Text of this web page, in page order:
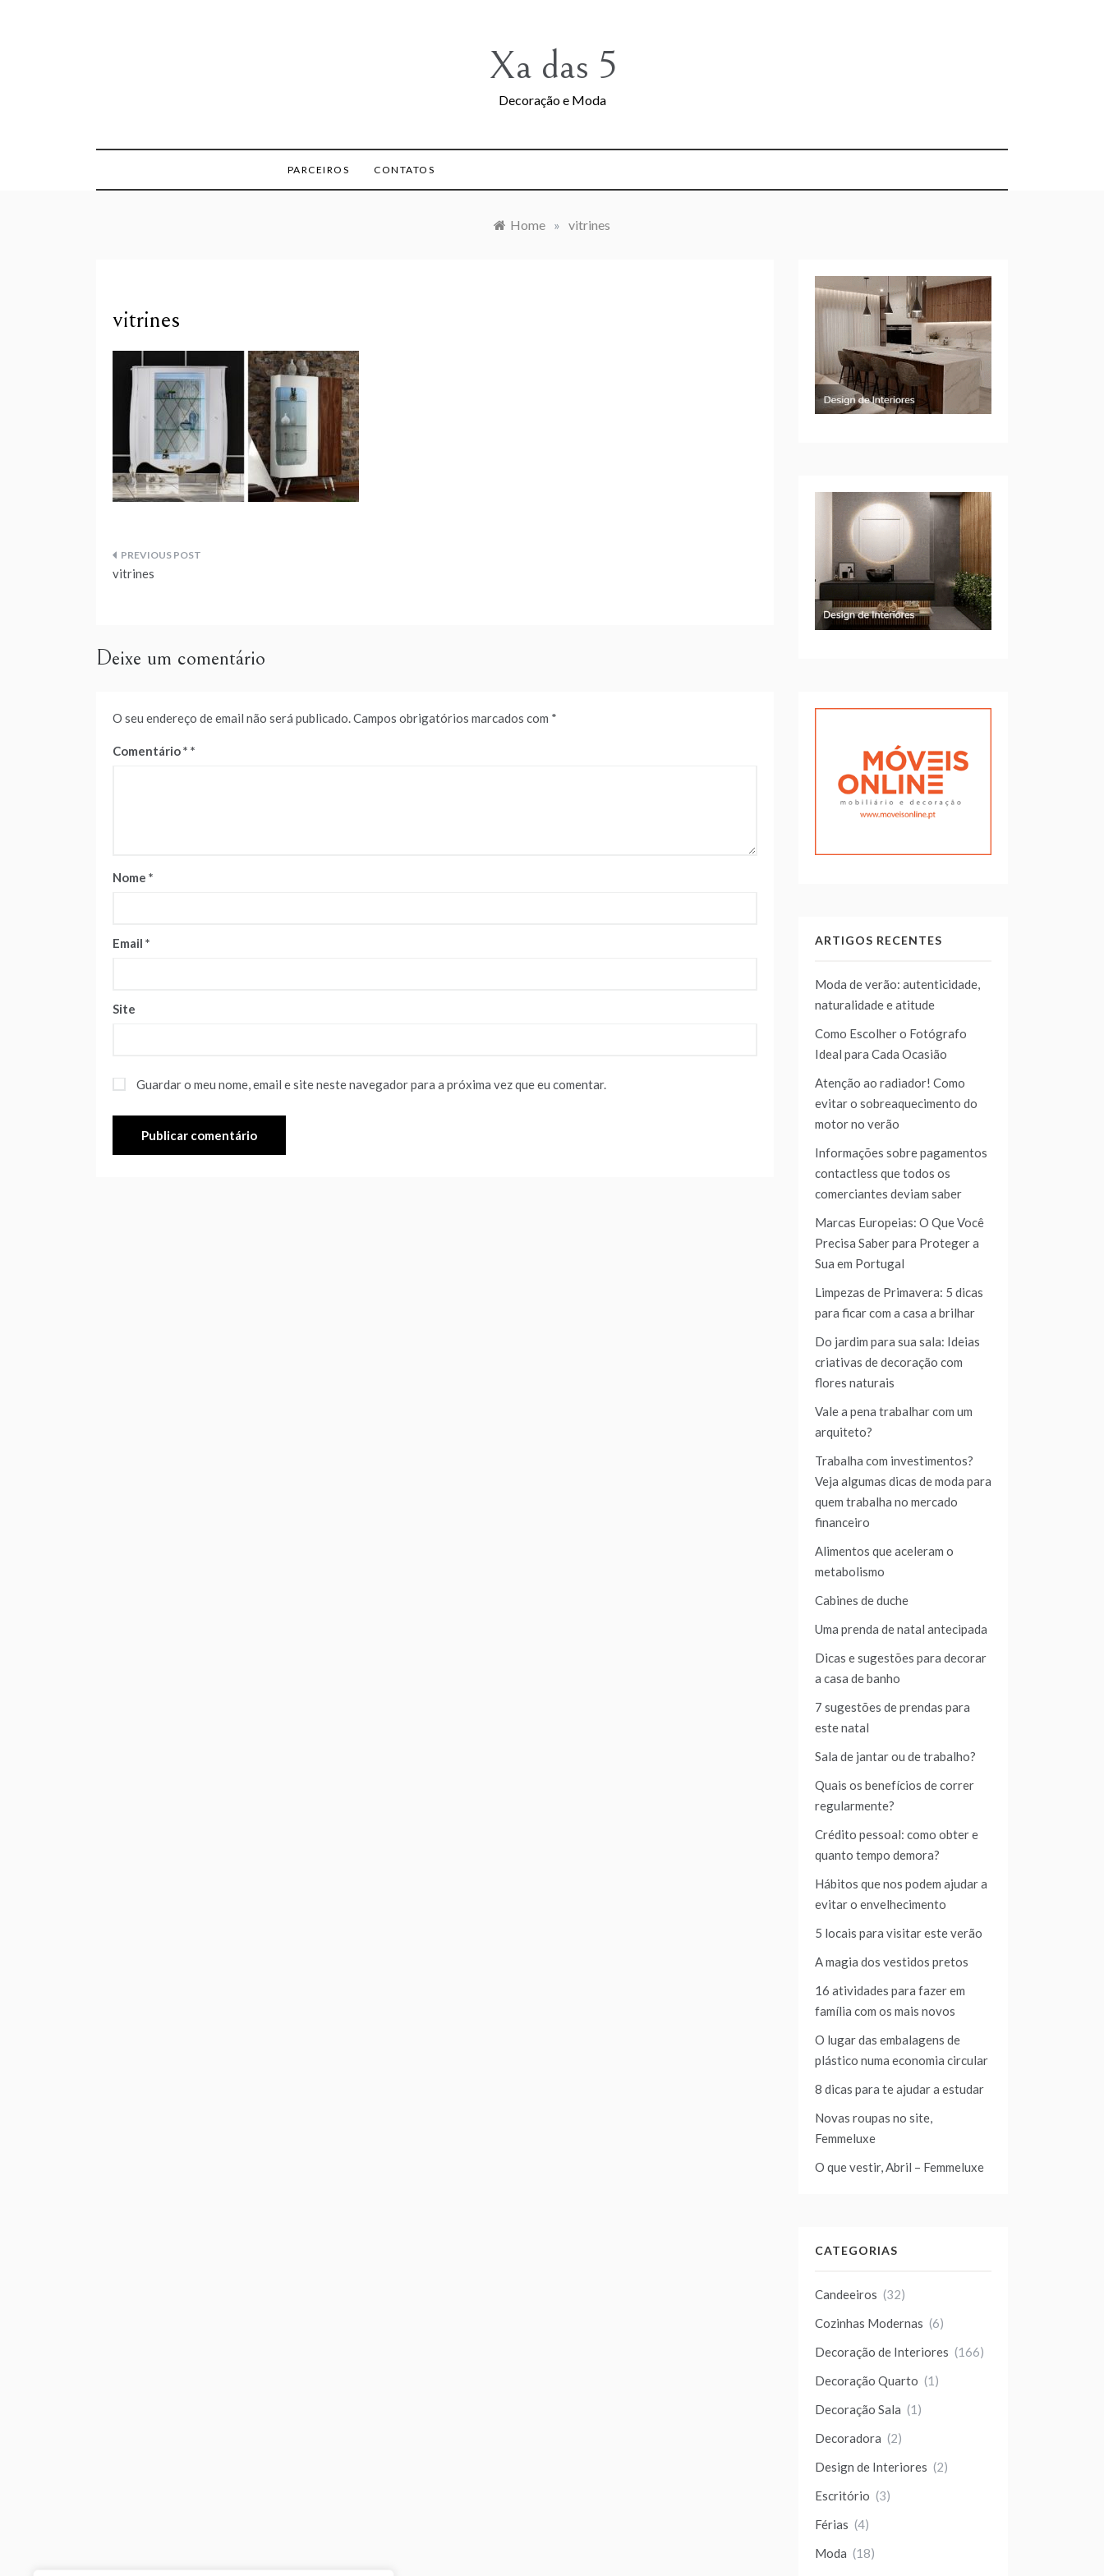
Xa das 5
Decoração e Moda
PARCEIROS CONTATOS
Home » vitrines
vitrines
Navegação
vitrines
Deixe um comentário
O seu endereço de email não será publicado.Campos obrigatórios marcados com *
Comentário*
Nome *
Email *
Site
Guardar o meu nome, email e site neste navegador para a próxima vez que eu comentar.
ARTIGOS RECENTES
Moda de verão: autenticidade,
naturalidade e atitude
Como Escolher o Fotógrafo
Ideal para Cada Ocasião
Atenção ao radiador! Como
evitar o sobreaquecimento do
motor no verão
Informações sobre pagamentos
contactless que todos os
comerciantes deviam saber
Marcas Europeias: O Que Você
Precisa Saber para Proteger a
Sua em Portugal
Limpezas de Primavera: 5 dicas
para ficar com a casa a brilhar
Do jardim para sua sala: Ideias
criativas de decoração com
flores naturais
Vale a pena trabalhar com um
arquiteto?
Trabalha com investimentos?
Veja algumas dicas de moda para
quem trabalha no mercado
financeiro
Alimentos que aceleram o
metabolismo
Cabines de duche
Uma prenda de natal antecipada
Dicas e sugestões para decorar
a casa de banho
7 sugestões de prendas para
este natal
Sala de jantar ou de trabalho?
Quais os benefícios de correr
regularmente?
Crédito pessoal: como obter e
quanto tempo demora?
Hábitos que nos podem ajudar a
evitar o envelhecimento
5 locais para visitar este verão
A magia dos vestidos pretos
16 atividades para fazer em
família com os mais novos
O lugar das embalagens de
plástico numa economia circular
8 dicas para te ajudar a estudar
Novas roupas no site,
Femmeluxe
O que vestir, Abril – Femmeluxe
CATEGORIAS
Candeeiros (32)
Cozinhas Modernas (6)
Decoração de Interiores (166)
Decoração Quarto (1)
Decoração Sala (1)
Decoradora (2)
Design de Interiores (2)
Escritório (3)
Férias (4)
Moda (18)